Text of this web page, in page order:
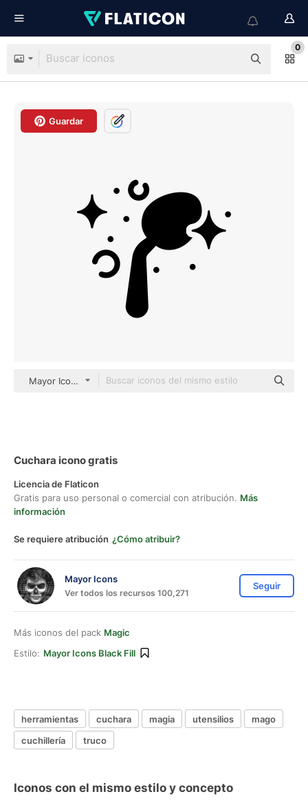
0
Guardar
Mayor Icons black fill
Cuchara icono gratis
Licencia de Flaticon
Gratis para uso personal o comercial con atribución. Más
información
Se requiere atribución ¿Cómo atribuir?
Mayor Icons
Ver todos los recursos 100,271
Seguir
Más iconos del pack Magic
Estilo: Mayor Icons Black Fill
herramientas cuchara magia utensilios
mago
cuchillería
truco
Iconos con el mismo estilo y concepto